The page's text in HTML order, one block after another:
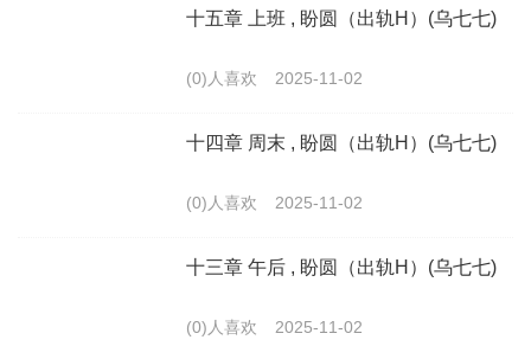
十五章 上班 , 盼圆（出轨H）(乌七七)
(0)人喜欢 2025-11-02
十四章 周末 , 盼圆（出轨H）(乌七七)
(0)人喜欢 2025-11-02
十三章 午后 , 盼圆（出轨H）(乌七七)
(0)人喜欢 2025-11-02